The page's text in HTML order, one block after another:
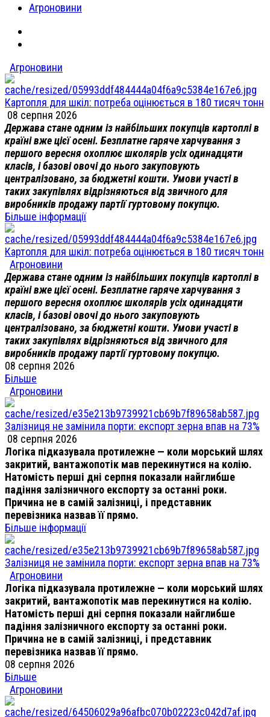
Агроновини
Агроновини
Картопля для шкіл: потреба оцінюється в 180 тисяч тонн
08 серпня 2026
Держава стане одним із найбільших покупців картоплі в
країні вже цієї осені. Безплатне гаряче харчування з
першого вересня охоплює школярів усіх одинадцяти
класів, і базові овочі до нього закуповують
централізовано, за бюджетні кошти. Умови участі в
таких закупівлях відрізняються від звичного для
виробників продажу партії гуртовому покупцю.
Більше інформації
Картопля для шкіл: потреба оцінюється в 180 тисяч тонн
Агроновини
Держава стане одним із найбільших покупців картоплі в
країні вже цієї осені. Безплатне гаряче харчування з
першого вересня охоплює школярів усіх одинадцяти
класів, і базові овочі до нього закуповують
централізовано, за бюджетні кошти. Умови участі в
таких закупівлях відрізняються від звичного для
виробників продажу партії гуртовому покупцю.
08 серпня 2026
Більше
Агроновини
Залізниця не замінила порти: експорт зерна впав на 73%
08 серпня 2026
Логіка підказувала протилежне — коли морський шлях
закритий, вантажопотік мав перекинутися на колію.
Натомість перші дні серпня показали найглибше
падіння залізничного експорту за останні роки.
Причина не в самій залізниці, і представник
перевізника назвав її прямо.
Більше інформації
Залізниця не замінила порти: експорт зерна впав на 73%
Агроновини
Логіка підказувала протилежне — коли морський шлях
закритий, вантажопотік мав перекинутися на колію.
Натомість перші дні серпня показали найглибше
падіння залізничного експорту за останні роки.
Причина не в самій залізниці, і представник
перевізника назвав її прямо.
08 серпня 2026
Більше
Агроновини